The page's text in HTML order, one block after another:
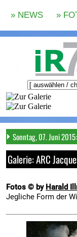
Sonntag, 07. Juni 2015:
Galerie: ARC
Fotos © by Harald
Jegliche Form der